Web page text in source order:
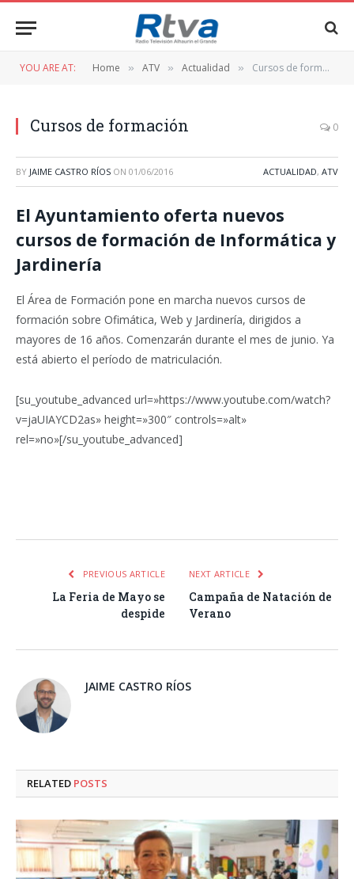
YOU ARE AT: Home » ATV » Actualidad » Cursos de formación
Cursos de formación 0
BY JAIME CASTRO RÍOS ON 01/06/2016 ACTUALIDAD, ATV
El Ayuntamiento oferta nuevos
cursos de formación de Informática y
Jardinería
El Área de Formación pone en marcha nuevos cursos de
formación sobre Ofimática, Web y Jardinería, dirigidos a
mayores de 16 años. Comenzarán durante el mes de junio. Ya
está abierto el período de matriculación.
[su_youtube_advanced url=»https://www.youtube.com/watch?
v=jaUIAYCD2as» height=»300″ controls=»alt»
rel=»no»[/su_youtube_advanced]
PREVIOUS ARTICLE
La Feria de Mayo se
despide
NEXT ARTICLE
Campaña de Natación de
Verano
JAIME CASTRO RÍOS
RELATED POSTS